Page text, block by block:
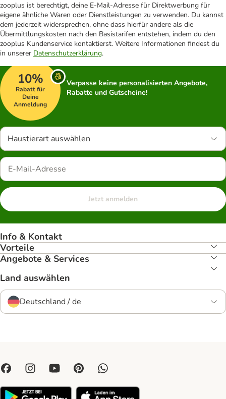
zooplus ist berechtigt, deine E-Mail-Adresse für Direktwerbung für
eigene ähnliche Waren oder Dienstleistungen zu verwenden. Du kannst
dem jederzeit widersprechen, ohne dass hierfür andere als die
Übermittlungskosten nach den Basistarifen entstehen, indem du den
zooplus Kundenservice kontaktierst. Weitere Informationen findest du
in unserer Datenschutzerklärung.
10%
Rabatt für
Deine
Anmeldung
Verpasse keine personalisierten Angebote,
Rabatte und Gutscheine!
Haustierart auswählen
Jetzt anmelden
Info & Kontakt
Vorteile
Angebote & Services
Land auswählen
Deutschland / de